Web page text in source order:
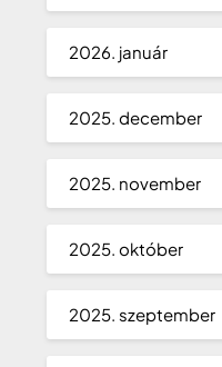
2026. január
2025. december
2025. november
2025. október
2025. szeptember